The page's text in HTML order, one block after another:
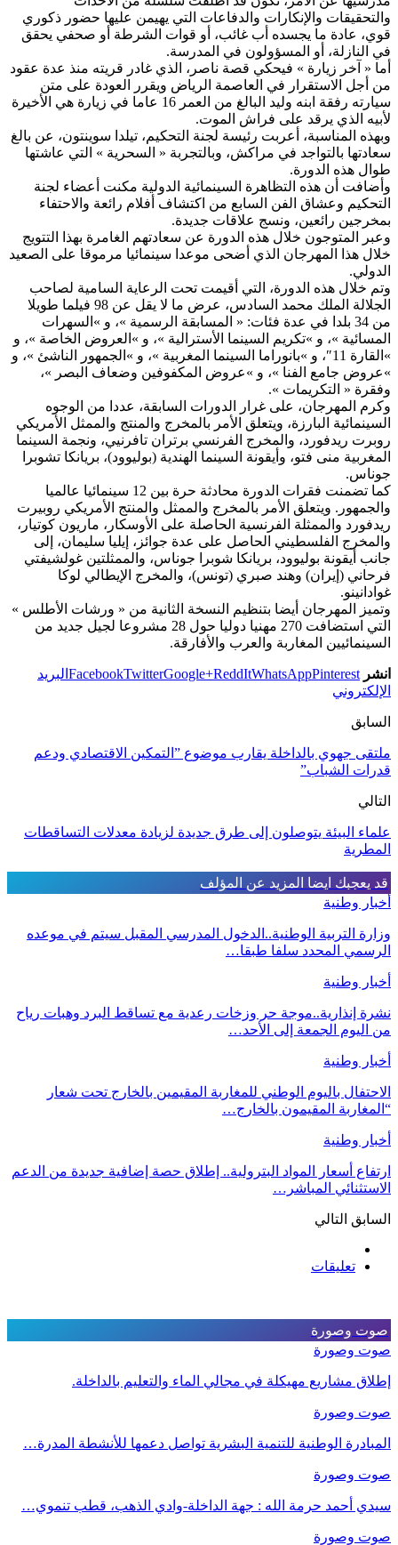
والتحقيقات والإنكارات والدفاعات التي يهيمن عليها حضور ذكوري
قوي، عادة ما يجسده أب غائب، أو قوات الشرطة أو صحفي يحقق
في النازلة، أو المسؤولون في المدرسة.
أما « آخر زيارة » فيحكي قصة ناصر، الذي غادر قريته منذ عدة عقود
من أجل الاستقرار في العاصمة الرياض ويقرر العودة على متن
سيارته رفقة ابنه وليد البالغ من العمر 16 عاما في زيارة هي الأخيرة
لأبيه الذي يرقد على فراش الموت.
وبهذه المناسبة، أعربت رئيسة لجنة التحكيم، تيلدا سوينتون، عن بالغ
سعادتها بالتواجد في مراكش، وبالتجربة « السحرية » التي عاشتها
طوال هذه الدورة.
وأضافت أن هذه التظاهرة السينمائية الدولية مكنت أعضاء لجنة
التحكيم وعشاق الفن السابع من اكتشاف أفلام رائعة والاحتفاء
بمخرجين رائعين، ونسج علاقات جديدة.
وعبر المتوجون خلال هذه الدورة عن سعادتهم الغامرة بهذا التتويج
خلال هذا المهرجان الذي أضحى موعدا سينمائيا مرموقا على الصعيد
الدولي.
وتم خلال هذه الدورة، التي أقيمت تحت الرعاية السامية لصاحب
الجلالة الملك محمد السادس، عرض ما لا يقل عن 98 فيلما طويلا
من 34 بلدا في عدة فئات: « المسابقة الرسمية »، و »السهرات
المسائية »، و »تكريم السينما الأسترالية »، و »العروض الخاصة »، و
»القارة 11″، و »بانوراما السينما المغربية »، و »الجمهور الناشئ »، و
»عروض جامع الفنا »، و »عروض المكفوفين وضعاف البصر »،
وفقرة « التكريمات ».
وكرم المهرجان، على غرار الدورات السابقة، عددا من الوجوه
السينمائية البارزة، ويتعلق الأمر بالمخرج والمنتج والممثل الأمريكي
روبرت ريدفورد، والمخرج الفرنسي برتران تافرنيي، ونجمة السينما
المغربية منى فتو، وأيقونة السينما الهندية (بوليوود)، بريانكا تشوبرا
جوناس.
كما تضمنت فقرات الدورة محادثة حرة بين 12 سينمائيا عالميا
والجمهور. ويتعلق الأمر بالمخرج والممثل والمنتج الأمريكي روبيرت
ريدفورد والممثلة الفرنسية الحاصلة على الأوسكار، ماريون كوتيار،
والمخرج الفلسطيني الحاصل على عدة جوائز، إيليا سليمان، إلى
جانب أيقونة بوليوود، بريانكا شوبرا جوناس، والممثلتين غولشيفتي
فرحاني (إيران) وهند صبري (تونس)، والمخرج الإيطالي لوكا
غوادانينو.
وتميز المهرجان أيضا بتنظيم النسخة الثانية من « ورشات الأطلس »
التي استضافت 270 مهنيا دوليا حول 28 مشروعا لجيل جديد من
السينمائيين المغاربة والعرب والأفارقة.
انشر FacebookTwitterGoogle+ReddItWhatsAppPinterest
البريد
الإلكتروني
السابق
ملتقى جهوي بالداخلة يقارب موضوع ”التمكين الاقتصادي ودعم
قدرات الشباب”
التالي
علماء البيئة يتوصلون إلى طرق جديدة لزيادة معدلات التساقطات
المطرية
قد يعجبك ايضا المزيد عن المؤلف
أخبار وطنية
وزارة التربية الوطنية..الدخول المدرسي المقبل سیتم في موعده
الرسمي المحدد سلفا طبقا…
أخبار وطنية
نشرة إنذارية..موجة حر وزخات رعدية مع تساقط البرد وهبات رياح
من اليوم الجمعة إلى الأحد…
أخبار وطنية
الاحتفال باليوم الوطني للمغاربة المقيمين بالخارج تحت شعار
“المغاربة المقيمون بالخارج…
أخبار وطنية
ارتفاع أسعار المواد البترولية.. إطلاق حصة إضافية جديدة من الدعم
الاستثنائي المباشر…
السابق التالي
تعليقات
صوت وصورة
صوت وصورة
إطلاق مشاريع مهيكلة في مجالي الماء والتعليم بالداخلة.
صوت وصورة
المبادرة الوطنية للتنمية البشرية تواصل دعمها للأنشطة المدرة…
صوت وصورة
سيدي أحمد حرمة الله : جهة الداخلة-وادي الذهب، قطب تنموي…
صوت وصورة